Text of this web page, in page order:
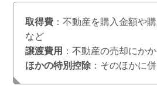
取得費：不動産を購入金額や
など
譲渡費用 ：不動産の売却にか
ほかの特別控除：そのほかに